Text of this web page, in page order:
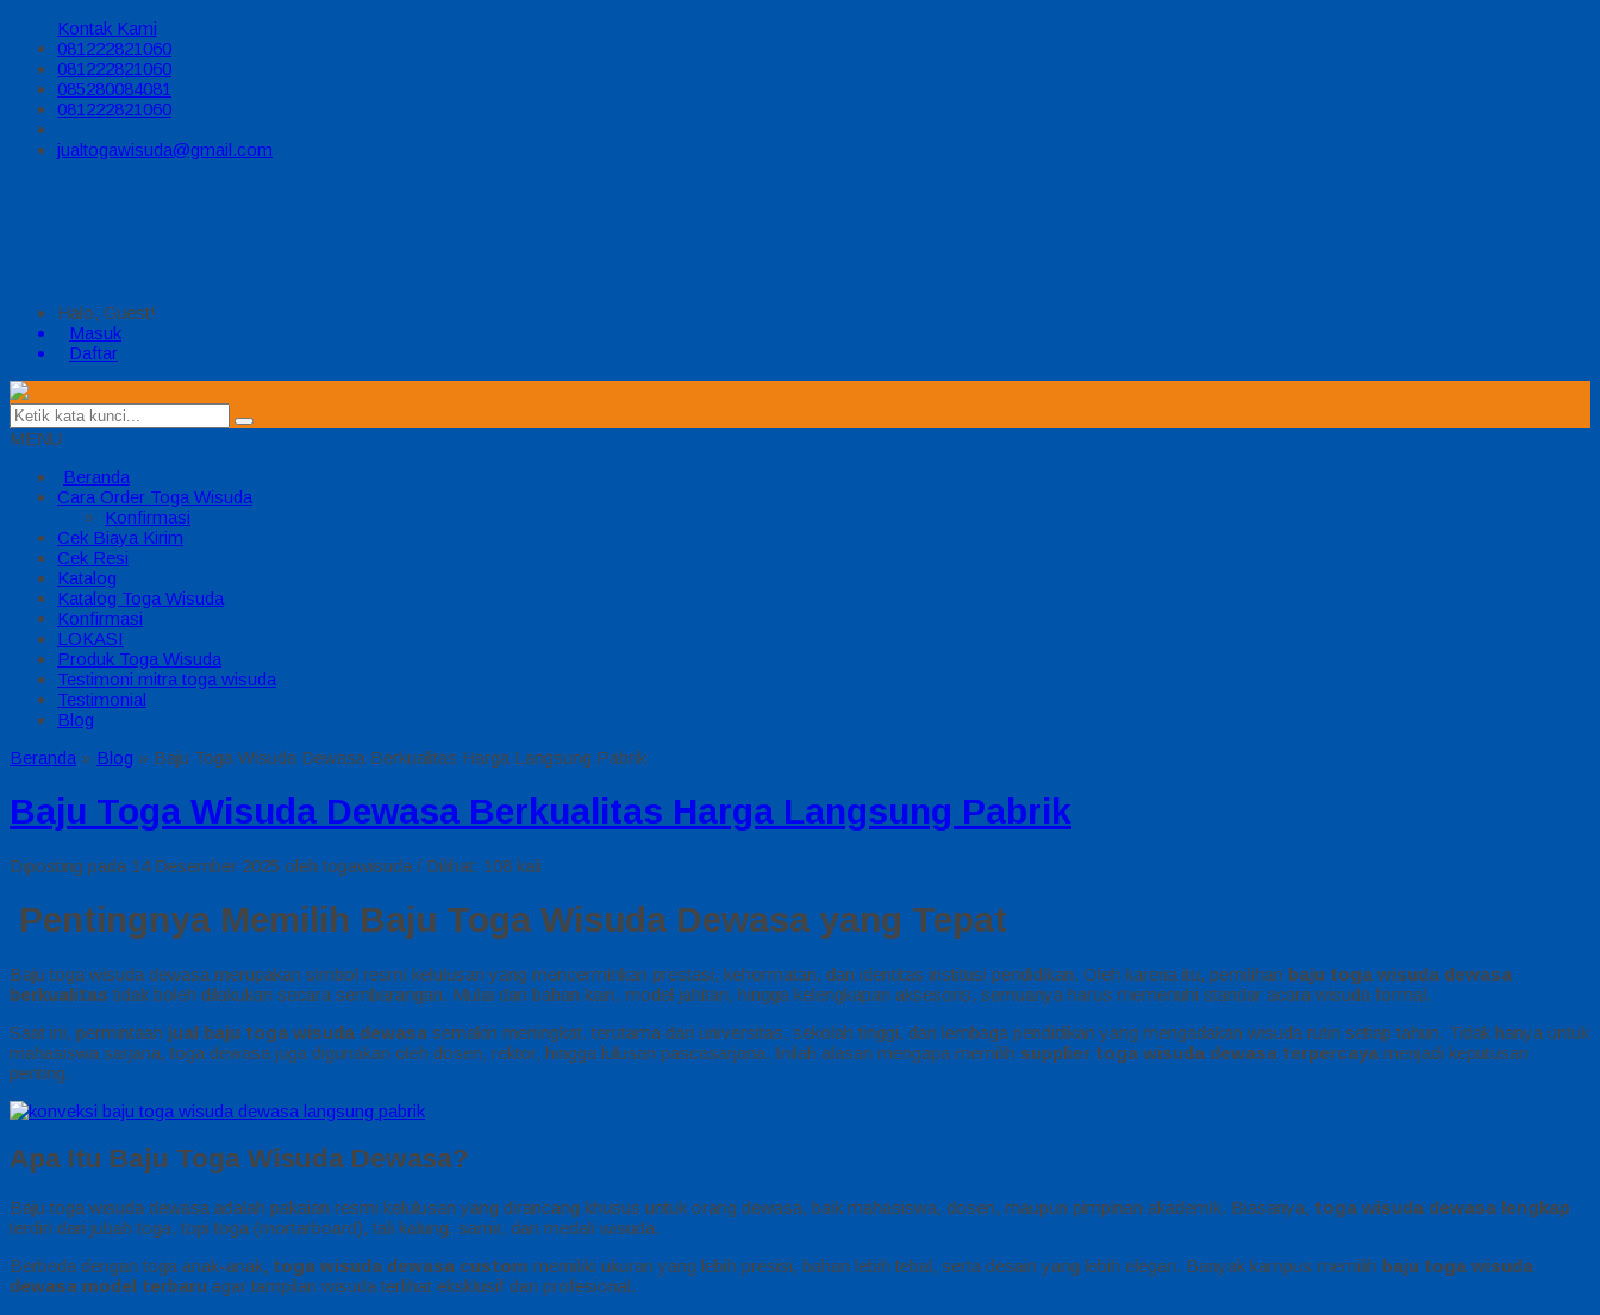
Kontak Kami
081222821060
081222821060
085280084081
081222821060
jualtogawisuda@gmail.com
Halo, Guest!
Masuk
Daftar
MENU
Beranda
Cara Order Toga Wisuda
Konfirmasi
Cek Biaya Kirim
Cek Resi
Katalog
Katalog Toga Wisuda
Konfirmasi
LOKASI
Produk Toga Wisuda
Testimoni mitra toga wisuda
Testimonial
Blog
Beranda » Blog » Baju Toga Wisuda Dewasa Berkualitas Harga Langsung Pabrik
Baju Toga Wisuda Dewasa Berkualitas Harga Langsung Pabrik
Diposting pada 14 Desember 2025 oleh togawisuda / Dilihat: 108 kali
Pentingnya Memilih Baju Toga Wisuda Dewasa yang Tepat
Baju toga wisuda dewasa merupakan simbol resmi kelulusan yang mencerminkan prestasi, kehormatan, dan identitas institusi pendidikan. Oleh karena itu, pemilihan baju toga wisuda dewasa
berkualitas tidak boleh dilakukan secara sembarangan. Mulai dari bahan kain, model jahitan, hingga kelengkapan aksesoris, semuanya harus memenuhi standar acara wisuda formal.
Saat ini, permintaan jual baju toga wisuda dewasa semakin meningkat, terutama dari universitas, sekolah tinggi, dan lembaga pendidikan yang mengadakan wisuda rutin setiap tahun. Tidak hanya untuk
mahasiswa sarjana, toga dewasa juga digunakan oleh dosen, rektor, hingga lulusan pascasarjana. Inilah alasan mengapa memilih supplier toga wisuda dewasa terpercaya menjadi keputusan
penting.
Apa Itu Baju Toga Wisuda Dewasa?
Baju toga wisuda dewasa adalah pakaian resmi kelulusan yang dirancang khusus untuk orang dewasa, baik mahasiswa, dosen, maupun pimpinan akademik. Biasanya, toga wisuda dewasa lengkap
terdiri dari jubah toga, topi toga (mortarboard), tali kalung, samir, dan medali wisuda.
Berbeda dengan toga anak-anak, toga wisuda dewasa custom memiliki ukuran yang lebih presisi, bahan lebih tebal, serta desain yang lebih elegan. Banyak kampus memilih baju toga wisuda
dewasa model terbaru agar tampilan wisuda terlihat eksklusif dan profesional.